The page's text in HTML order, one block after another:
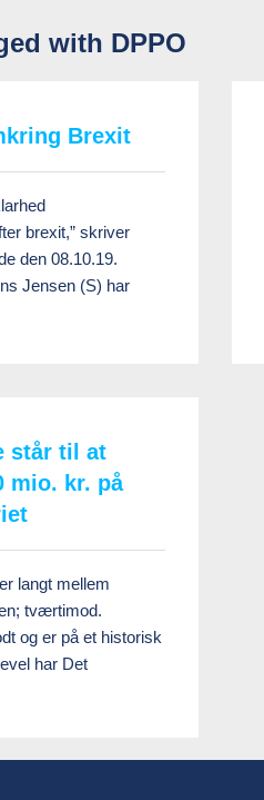
with DPPO
Brexit
brexit,” skriver
den 08.10.19.
Jensen (S) har
står til at
mio. kr. på
langt mellem
tværtimod.
og er på et historisk
har Det